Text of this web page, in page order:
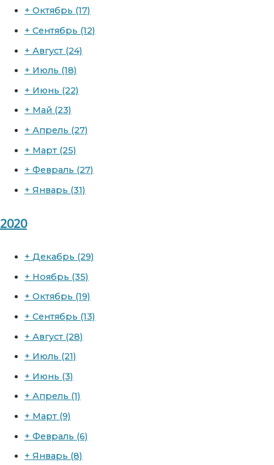
+ Октябрь (17)
+ Сентябрь (12)
+ Август (24)
+ Июль (18)
+ Июнь (22)
+ Май (23)
+ Апрель (27)
+ Март (25)
+ Февраль (27)
+ Январь (31)
2020
+ Декабрь (29)
+ Ноябрь (35)
+ Октябрь (19)
+ Сентябрь (13)
+ Август (28)
+ Июль (21)
+ Июнь (3)
+ Апрель (1)
+ Март (9)
+ Февраль (6)
+ Январь (8)